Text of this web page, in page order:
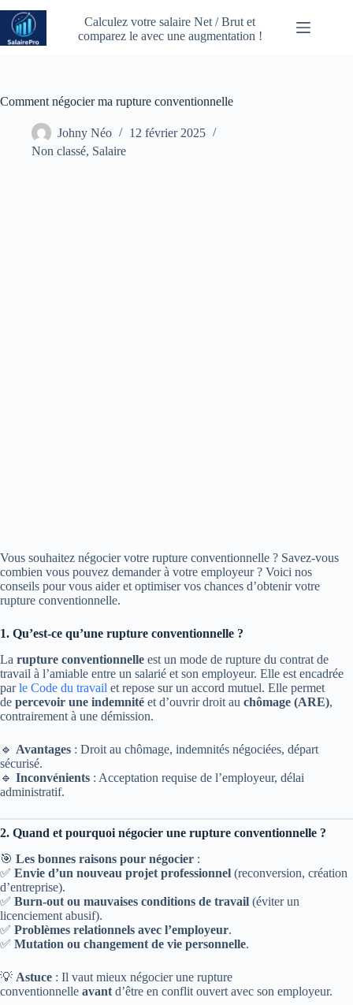
contenu
Calculez votre salaire Net / Brut et
comparez le avec une augmentation !
Comment négocier ma rupture conventionnelle
Johny Néo
12 février 2025
Non classé, Salaire
Vous souhaitez négocier votre rupture conventionnelle ? Savez-vous
combien vous pouvez demander à votre employeur ? Voici nos
conseils pour vous aider et optimiser vos chances d’obtenir votre
rupture conventionnelle.
1. Qu’est-ce qu’une rupture conventionnelle ?
La rupture conventionnelle est un mode de rupture du contrat de
travail à l’amiable entre un salarié et son employeur. Elle est encadrée
parle Code du travail et repose sur un accord mutuel. Elle permet
de percevoir une indemnité et d’ouvrir droit au chômage (ARE),
contrairement à une démission.
🔹 Avantages : Droit au chômage, indemnités négociées, départ
sécurisé.
🔹 Inconvénients : Acceptation requise de l’employeur, délai
administratif.
2. Quand et pourquoi négocier une rupture conventionnelle ?
🎯 Les bonnes raisons pour négocier :
✅ Envie d’un nouveau projet professionnel (reconversion, création
d’entreprise).
✅ Burn-out ou mauvaises conditions de travail (éviter un
licenciement abusif).
✅ Problèmes relationnels avec l’employeur.
✅ Mutation ou changement de vie personnelle.
💡 Astuce : Il vaut mieux négocier une rupture
conventionnelle avant d’être en conflit ouvert avec son employeur.